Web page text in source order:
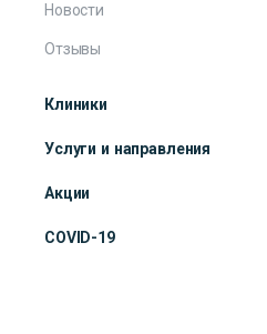
Новости
Отзывы
Клиники
Услуги и направления
Акции
COVID-19